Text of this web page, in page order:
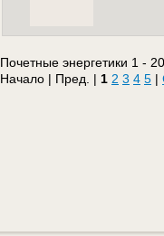
Почетные энергетики 1 -
Начало | Пред. | 1 2 3 4 5 |